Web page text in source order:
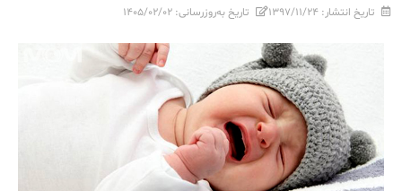
تاریخ انتشار: ۱۳۹۷/۱۱/۲۴ تاریخ به‌روزرسانی: ۱۴۰۵/۰۲/۰۲